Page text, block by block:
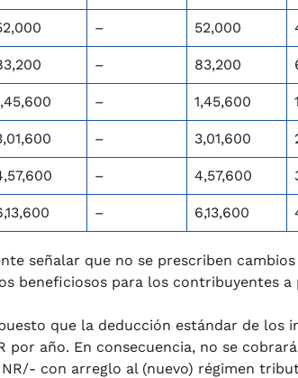
– 52,000
– 83,200
– 1,45,600
– 3,01,600
– 4,57,600
– 6,13,600
señalar que no se prescriben
beneficiosos para los contribuyentes
que la deducción estándar de los
por año. En consecuencia, no se
INR/- con arreglo al (nuevo) régimen